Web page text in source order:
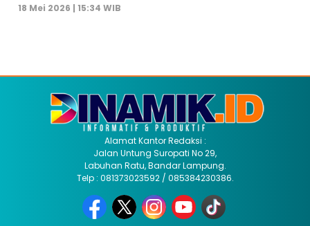
18 Mei 2026 | 15:34 WIB
Alamat Kantor Redaksi :
Jalan Untung Suropati No 29,
Labuhan Ratu, Bandar Lampung.
Telp : 081373023592 / 085384230386.